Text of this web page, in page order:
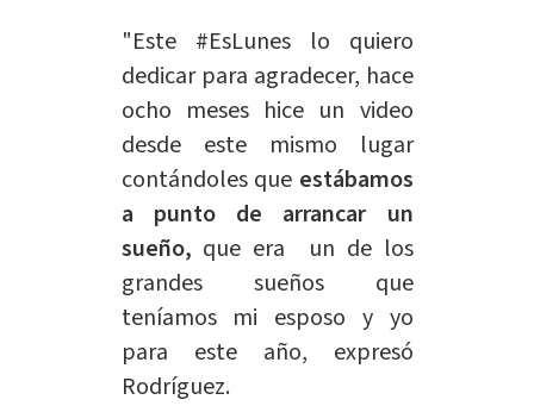
"Este #EsLunes lo quiero
dedicar para agradecer, hace
ocho meses hice un video
desde este mismo lugar
contándoles que estábamos
a punto de arrancar un
sueño, que era un de los
grandes sueños que
teníamos mi esposo y yo
para este año, expresó
Rodríguez.